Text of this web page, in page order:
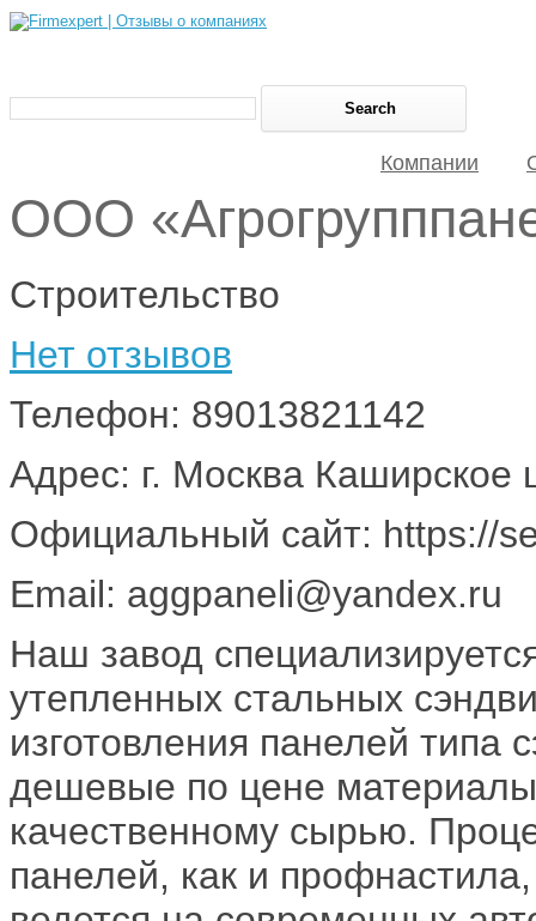
Компании
ООО
Строительство
Нет отзывов
Телефон: 89013821142
Адрес: г. Москва Каширское
Официальный сайт: https://
Email: aggpaneli@yandex.ru
Наш завод
утепленных стальных
изготовления панелей типа
дешевые по цене
качественному сырью.
панелей, как и